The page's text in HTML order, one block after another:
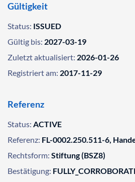
Gültigkeit
Status: ISSUED
Gültig bis: 2027-03-19
Zuletzt aktualisiert: 2026-01-26
Registriert am: 2017-11-29
Referenz
Status: ACTIVE
Referenz: FL-0002.250.511-6,
Rechtsform: Stiftung (BSZ8)
Bestätigung: